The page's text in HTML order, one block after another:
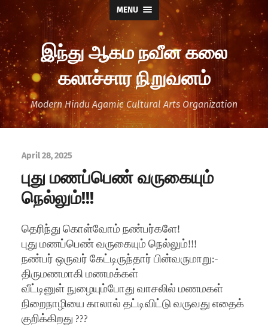
MENU
இந்து ஆகம நவீன கலை
கலாச்சார நிறுவனம்
Modern Hindu Agamic Cultural Arts Organization
April 28, 2025
புது மணப்பெண் வருகையும்
நெல்லும்!!!
தெரிந்து கொள்வோம் நண்பர்களே!
புது மணப்பெண் வருகையும் நெல்லும்!!!
நண்பர் ஒருவர் கேட்டிருந்தார் பின்வருமாறு:-
திருமணமாகி மணமக்கள்
வீட்டினுள் நுழையும்போது வாசலில் மணமகள்
நிறைநாழியை காலால் தட்டிவிட்டு வருவது எதைக்
குறிக்கிறது ???